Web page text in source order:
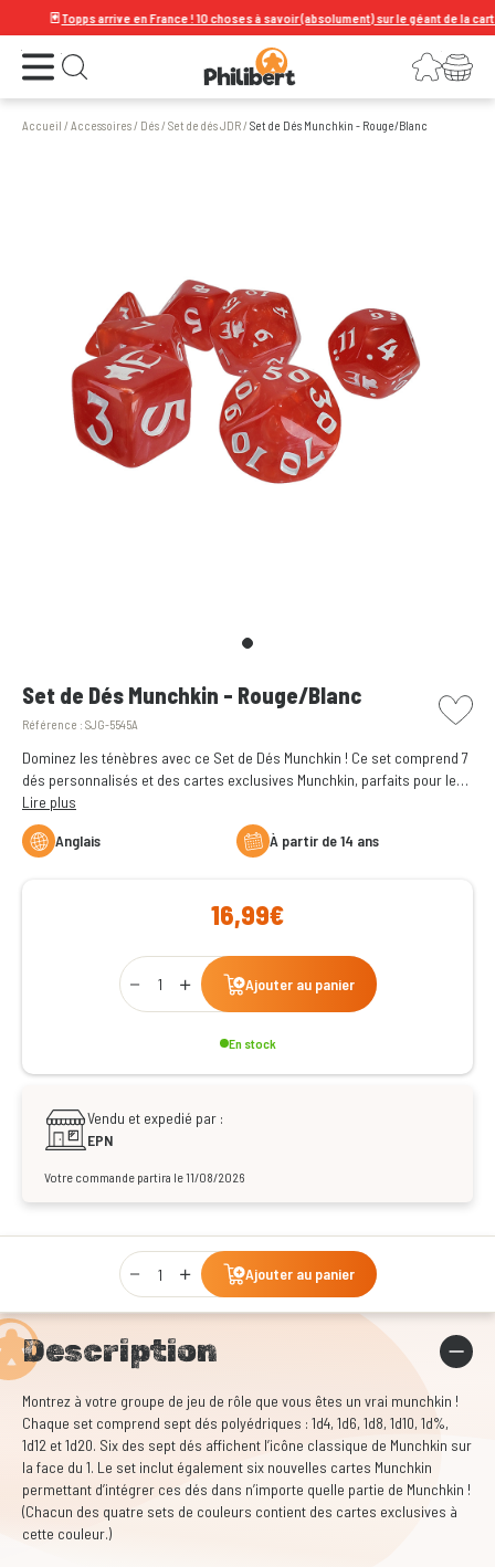
Topps arrive en France ! 10 choses à savoir (absolument) sur le géant de la carte à
Ouvrir le menu Ouvrir la recherche Connexion
Votre panier
Accueil /Accessoires/ Dés/Set de dés JDR/Set de Dés Munchkin - Rouge/Blanc
Set de Dés Munchkin - Rouge/Blanc
Référence : SJG-5545A
picto
Dominez les ténèbres avec ce Set de Dés Munchkin ! Ce set comprend 7
dés personnalisés et des cartes exclusives Munchkin, parfaits pour les
fans de JDR, collectionneurs et aventuriers.
Lire plus
Anglais à partir de 14 ans
16,99€
Qty
Ajouter au panier
En stock
Vendu et expedié par :
EPN
Votre commande partira le 11/08/2026
Qty
Ajouter au panier
Description
Montrez à votre groupe de jeu de rôle que vous êtes un vrai munchkin !
Chaque set comprend sept dés polyédriques : 1d4, 1d6, 1d8, 1d10, 1d%,
1d12 et 1d20. Six des sept dés affichent l’icône classique de Munchkin sur
la face du 1. Le set inclut également six nouvelles cartes Munchkin
permettant d’intégrer ces dés dans n’importe quelle partie de Munchkin !
(Chacun des quatre sets de couleurs contient des cartes exclusives à
cette couleur.)